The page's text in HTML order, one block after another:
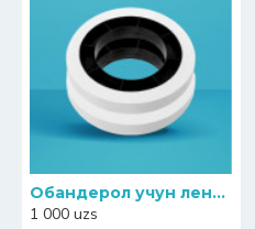
Обандерол учун лента 40 мм қоғоз
1 000 uzs